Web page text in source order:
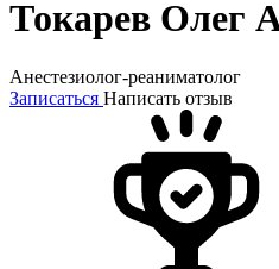
Токарев Олег
Анестезиолог-реаниматолог
Записаться Написать отзыв